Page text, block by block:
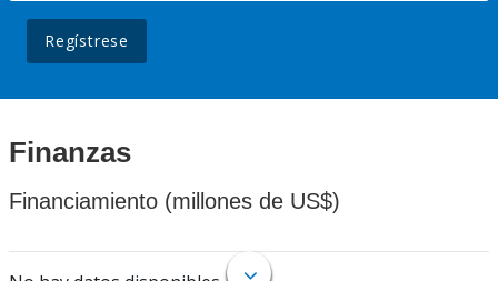
Regístrese
Finanzas
Financiamiento (millones de US$)